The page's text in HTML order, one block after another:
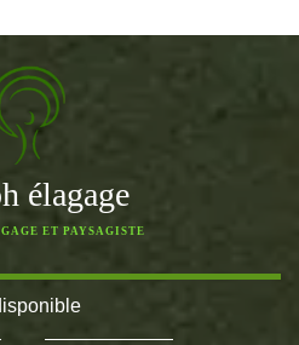
élagage
ET PAYSAGISTE